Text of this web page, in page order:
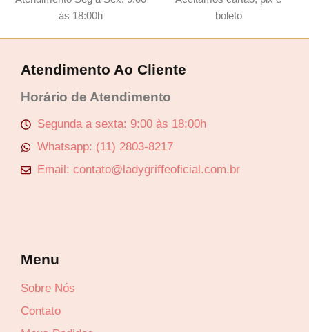
ás 18:00h
boleto
Atendimento Ao Cliente
Horário de Atendimento
Segunda a sexta: 9:00 às 18:00h
Whatsapp: (11) 2803-8217
Email: contato@ladygriffeoficial.com.br
Menu
Sobre Nós
Contato